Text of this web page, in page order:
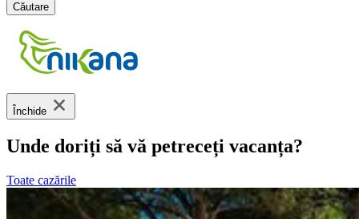
Căutare
Închide
Unde doriți să vă petreceți vacanța?
Toate cazările